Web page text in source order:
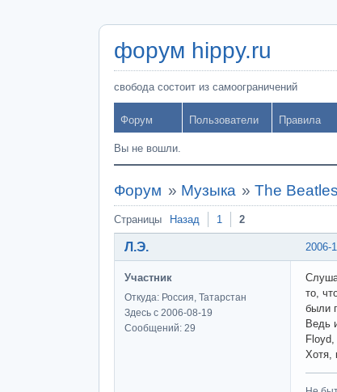
форум hippy.ru
свобода состоит из самоограничений
Форум Пользователи Правила
Вы не вошли.
Форум » Музыка »The
Страницы Назад 1 2
2006-
Л.Э.
Участник
Откуда: Россия, Татарстан
Здесь с 2006-08-19
Сообщений: 29
то,
были
Ведь
Хотя,